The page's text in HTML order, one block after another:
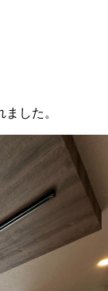
した。